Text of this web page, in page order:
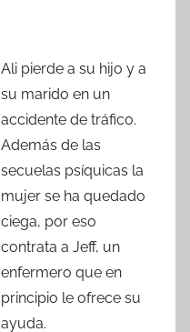
Ali pierde a su hijo y a
su marido en un
accidente de tráfico.
Además de las
secuelas psíquicas la
mujer se ha quedado
ciega, por eso
contrata a Jeff, un
enfermero que en
principio le ofrece su
ayuda.